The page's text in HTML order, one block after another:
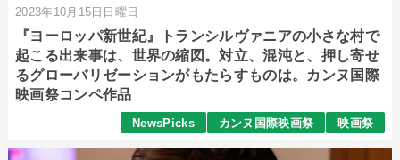
2023年10月15日日曜日
『ヨーロッパ新世紀』トランシルヴァニアの小さな村で
起こる出来事は、世界の縮図。対立、混沌と、押し寄せ
るグローバリゼーションがもたらすものは。カンヌ国際
映画祭コンペ作品
NewsPicks カンヌ国際映画祭 映画祭